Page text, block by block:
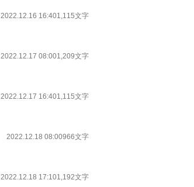
2022.12.16 16:401,115文字
2022.12.17 08:001,209文字
2022.12.17 16:401,115文字
2022.12.18 08:00966文字
2022.12.18 17:101,192文字